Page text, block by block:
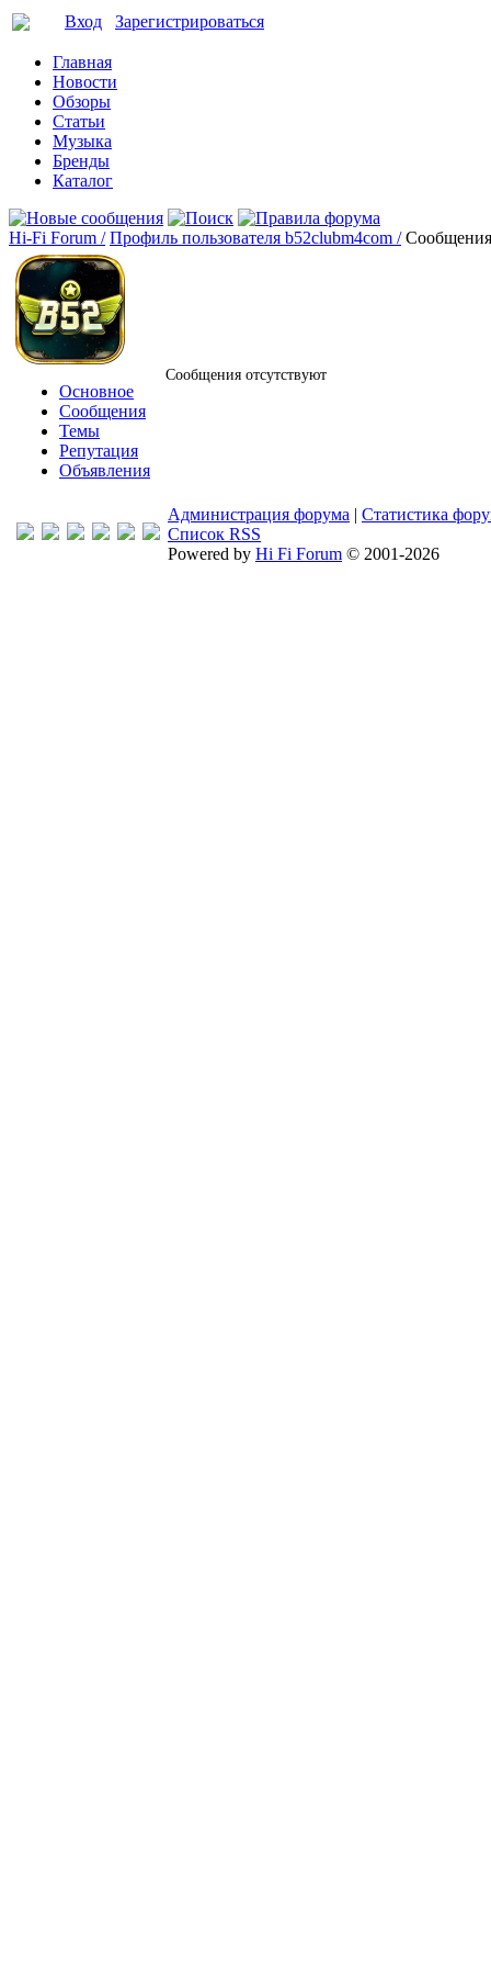
Вход Зарегистрироваться
Главная
Новости
Обзоры
Статьи
Музыка
Бренды
Каталог
Hi-Fi Forum / Профиль пользователя b52clubm4com / Сообщения
Основное
Сообщения
Темы
Репутация
Объявления
Сообщения отсутствуют
Администрация форума | Статистика
Список RSS
Powered by Hi Fi Forum © 2001-2026